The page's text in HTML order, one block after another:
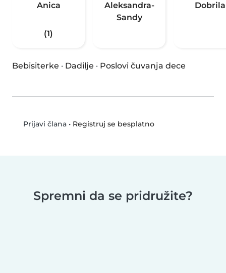
Anica
(1)
Aleksandra-
Sandy
Dobrila
Bebisiterke · Dadilje · Poslovi čuvanja dece
Prijavi člana• Registruj se besplatno
Spremni da se pridružite?